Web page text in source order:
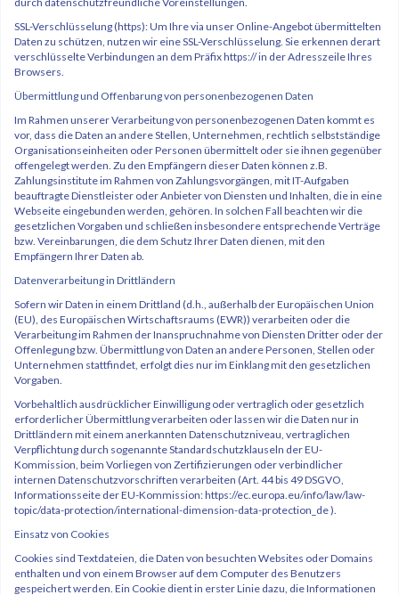
SSL-Verschlüsselung (https): Um Ihre via unser Online-Angebot übermittelten
Daten zu schützen, nutzen wir eine SSL-Verschlüsselung. Sie erkennen derart
verschlüsselte Verbindungen an dem Präfix https:// in der Adresszeile Ihres
Browsers.
Übermittlung und Offenbarung von personenbezogenen Daten
Im Rahmen unserer Verarbeitung von personenbezogenen Daten kommt es
vor, dass die Daten an andere Stellen, Unternehmen, rechtlich selbstständige
Organisationseinheiten oder Personen übermittelt oder sie ihnen gegenüber
offengelegt werden. Zu den Empfängern dieser Daten können z.B.
Zahlungsinstitute im Rahmen von Zahlungsvorgängen, mit IT-Aufgaben
beauftragte Dienstleister oder Anbieter von Diensten und Inhalten, die in eine
Webseite eingebunden werden, gehören. In solchen Fall beachten wir die
gesetzlichen Vorgaben und schließen insbesondere entsprechende Verträge
bzw. Vereinbarungen, die dem Schutz Ihrer Daten dienen, mit den
Empfängern Ihrer Daten ab.
Datenverarbeitung in Drittländern
Sofern wir Daten in einem Drittland (d.h., außerhalb der Europäischen Union
(EU), des Europäischen Wirtschaftsraums (EWR)) verarbeiten oder die
Verarbeitung im Rahmen der Inanspruchnahme von Diensten Dritter oder der
Offenlegung bzw. Übermittlung von Daten an andere Personen, Stellen oder
Unternehmen stattfindet, erfolgt dies nur im Einklang mit den gesetzlichen
Vorgaben.
Vorbehaltlich ausdrücklicher Einwilligung oder vertraglich oder gesetzlich
erforderlicher Übermittlung verarbeiten oder lassen wir die Daten nur in
Drittländern mit einem anerkannten Datenschutzniveau, vertraglichen
Verpflichtung durch sogenannte Standardschutzklauseln der EU-
Kommission, beim Vorliegen von Zertifizierungen oder verbindlicher
internen Datenschutzvorschriften verarbeiten (Art. 44 bis 49 DSGVO,
Informationsseite der EU-Kommission: https://ec.europa.eu/info/law/law-
topic/data-protection/international-dimension-data-protection_de ).
Einsatz von Cookies
Cookies sind Textdateien, die Daten von besuchten Websites oder Domains
enthalten und von einem Browser auf dem Computer des Benutzers
gespeichert werden. Ein Cookie dient in erster Linie dazu, die Informationen